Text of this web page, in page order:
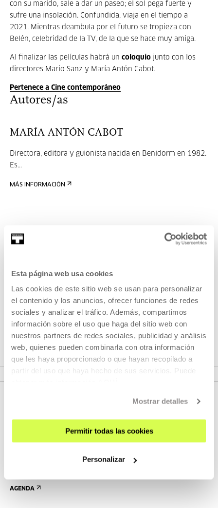
Esta página web usa cookies
Las cookies de este sitio web se usan para personalizar
el contenido y los anuncios, ofrecer funciones de redes
sociales y analizar el tráfico. Además, compartimos
información sobre el uso que haga del sitio web con
nuestros partners de redes sociales, publicidad y análisis
web, quienes pueden combinarla con otra información
que les haya proporcionado o que hayan recopilado a
partir del uso que haya hecho de sus servicios. Puede
Mostrar detalles
Permitir todas las cookies
Personalizar
con su marido, sale a dar un paseo; el sol pega fuerte y
sufre una insolación. Confundida, viaja en el tiempo a
2021. Mientras deambula por el futuro se tropieza con
Belén, celebridad de la TV, de la que se hace muy amiga.
Al finalizar las películas habrá un coloquio junto con los
directores Mario Sanz y María Antón Cabot.
Pertenece a Cine contemporáneo
Autores/as
MARÍA ANTÓN CABOT
Directora, editora y guionista nacida en Benidorm en 1982.
Es...
MÁS INFORMACIÓN
MARIO SANZ
MÁS INFORMACIÓN
Pertenece a Ciclo: Cine
contemporáneo
VER CICLO
AGENDA